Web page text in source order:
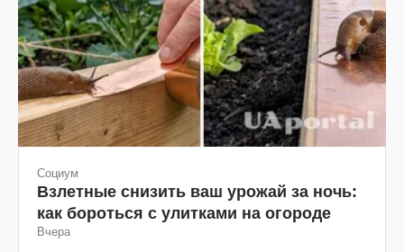
Социум
Взлетные снизить ваш урожай за ночь:
как бороться с улитками на огороде
Вчера